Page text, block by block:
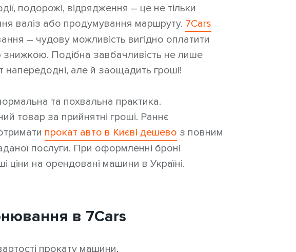
подорожі, відрядження – це не тільки
валіз або продумування маршруту. 7Cars
– чудову можливість вигідно оплатити
знижкою. Подібна завбачливість не лише
напередодні, але й заощадить гроші!
та похвальна практика.
товар за прийнятні гроші. Раннє
прокат авто в Києві дешево з повним
послуги. При оформленні броні
ціни на орендовані машини в Україні.
в 7Cars
прокату машини.